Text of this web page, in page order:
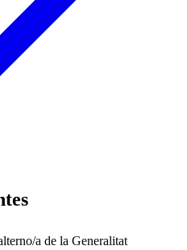
a de la Generalitat